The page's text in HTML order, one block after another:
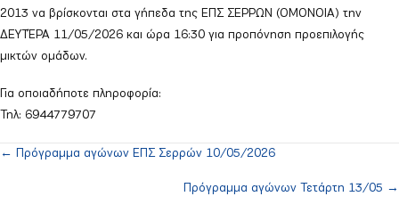
2013 να βρίσκονται στα γήπεδα της ΕΠΣ ΣΕΡΡΩΝ (ΟΜΟΝΟΙΑ) την
ΔΕΥΤΈΡΑ 11/05/2026 και ώρα 16:30 για προπόνηση προεπιλογής
μικτών ομάδων.
Για οποιαδήποτε πληροφορία:
Τηλ: 6944779707
Posts
← Πρόγραμμα αγώνων ΕΠΣ Σερρών 10/05/2026
Πρόγραμμα αγώνων Τετάρτη 13/05 →